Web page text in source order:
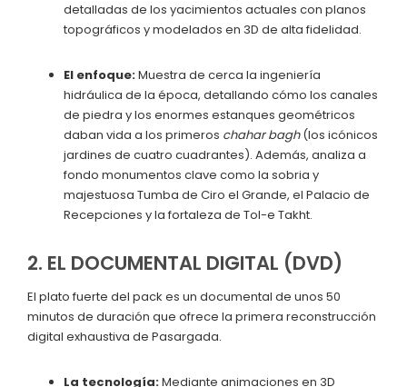
detalladas de los yacimientos actuales con planos
topográficos y modelados en 3D de alta fidelidad.
El enfoque:Muestra de cerca la ingeniería
hidráulica de la época, detallando cómo los canales
de piedra y los enormes estanques geométricos
daban vida a los primeros chahar bagh(los icónicos
jardines de cuatro cuadrantes). Además, analiza a
fondo monumentos clave como la sobria y
majestuosa Tumba de Ciro el Grande, el Palacio de
Recepciones y la fortaleza de Tol-e Takht.
2. EL DOCUMENTAL DIGITAL (DVD)
El plato fuerte del pack es un documental de unos 50
minutos de duración que ofrece la primera reconstrucción
digital exhaustiva de Pasargada.
La tecnología:Mediante animaciones en 3D